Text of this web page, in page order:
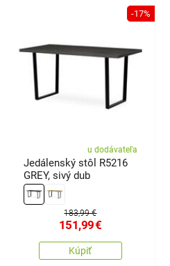
-17%
u dodávateľa
Jedálenský stôl R5216
GREY, sivý dub
183,99 €
151,99€
Kúpiť